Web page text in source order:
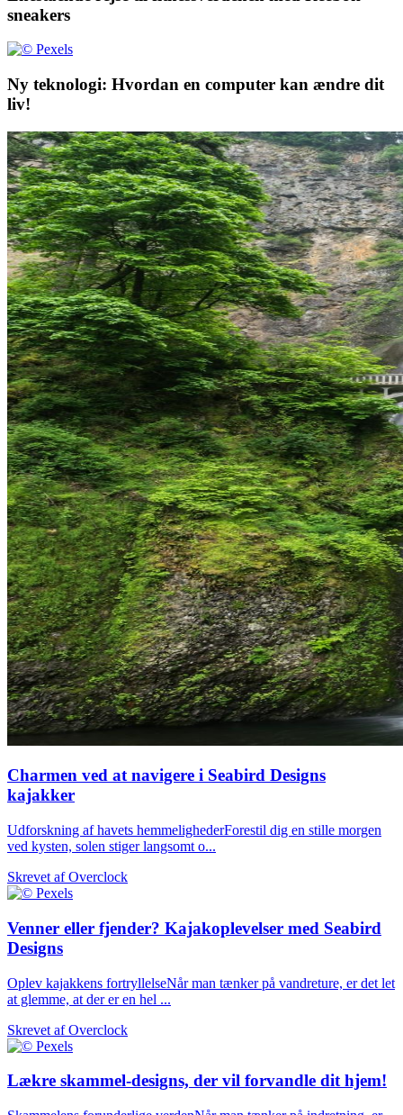
sneakers
Ny teknologi: Hvordan en computer kan ændre dit
liv!
Charmen ved at navigere i Seabird Designs
kajakker
Udforskning af havets hemmelighederForestil dig en stille morgen
ved kysten, solen stiger langsomt o...
Skrevet afOverclock
Venner eller fjender? Kajakoplevelser med Seabird
Designs
Oplev kajakkens fortryllelseNår man tænker på vandreture, er det let
at glemme, at der er en hel ...
Skrevet afOverclock
Lækre skammel-designs, der vil forvandle dit hjem!